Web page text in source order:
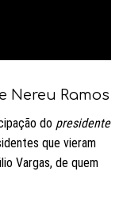
Nereu Ramos
do presidente
que vieram
Vargas, de quem